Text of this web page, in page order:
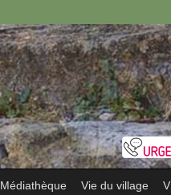
Médiathèque Vie du village